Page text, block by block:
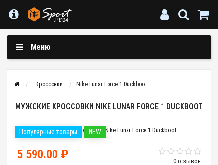
Меню
Кроссовки Nike Lunar Force 1 Duckboot
МУЖСКИЕ КРОССОВКИ NIKE LUNAR FORCE 1 DUCKBOOT
Популярные товары NEW
0 отзывов
5 590.00 ₽